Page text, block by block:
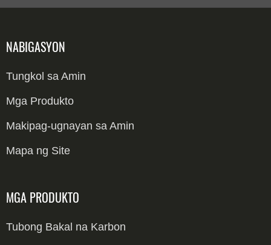
NABIGASYON
Tungkol sa Amin
Mga Produkto
Makipag-ugnayan sa Amin
Mapa ng Site
MGA PRODUKTO
Tubong Bakal na Karbon